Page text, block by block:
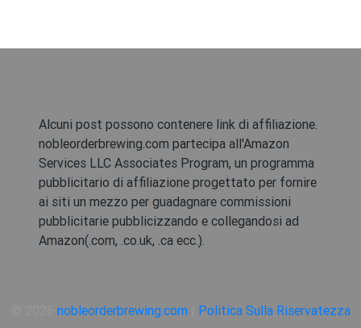
Alcuni post possono contenere link di affiliazione.
nobleorderbrewing.com partecipa all'Amazon
Services LLC Associates Program, un programma
pubblicitario di affiliazione progettato per fornire
ai siti un mezzo per guadagnare commissioni
pubblicitarie pubblicizzando e collegandosi ad
Amazon(.com, .co.uk, .ca ecc.).
nobleorderbrewing.com Politica Sulla Riservatezza